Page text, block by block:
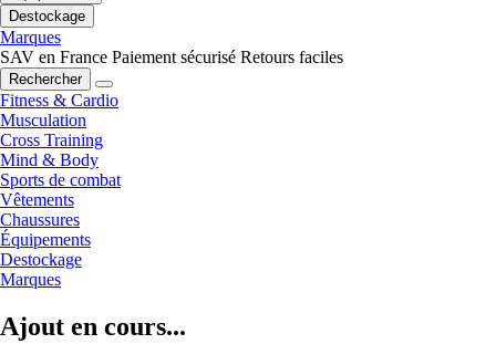
Destockage
Marques
SAV en France Paiement sécurisé Retours faciles
Rechercher
Fitness & Cardio
Musculation
Cross Training
Mind & Body
Sports de combat
Vêtements
Chaussures
Équipements
Destockage
Marques
Ajout en cours...